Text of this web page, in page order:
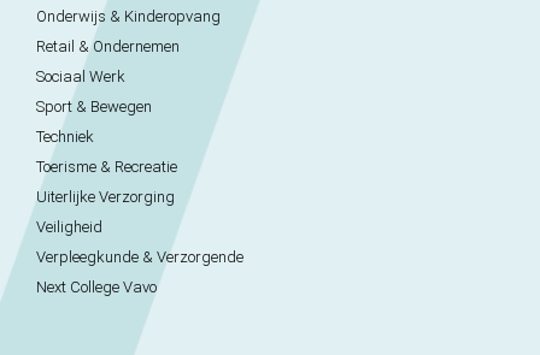
Onderwijs & Kinderopvang
Retail & Ondernemen
Sociaal Werk
Sport & Bewegen
Techniek
Toerisme & Recreatie
Uiterlijke Verzorging
Veiligheid
Verpleegkunde & Verzorgende
Next College Vavo